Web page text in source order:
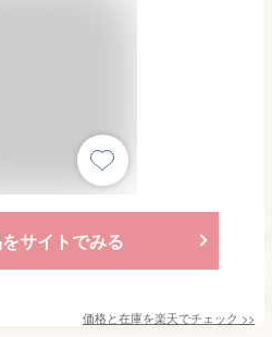
サイトでみる
価格と在庫を楽天でチェック >>